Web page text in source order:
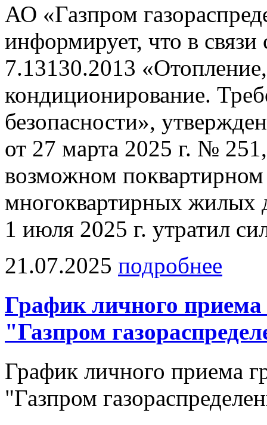
АО «Газпром
информирует, что в
7.13130.2013
кондиционирование.
безопасности»,
от 27 марта 2025 г. №
возможном
многоквартирных жилых
1 июля 2025 г. утратил
21.07.2025 подробнее
График личного
"Газпром
График личного приема
"Газпром